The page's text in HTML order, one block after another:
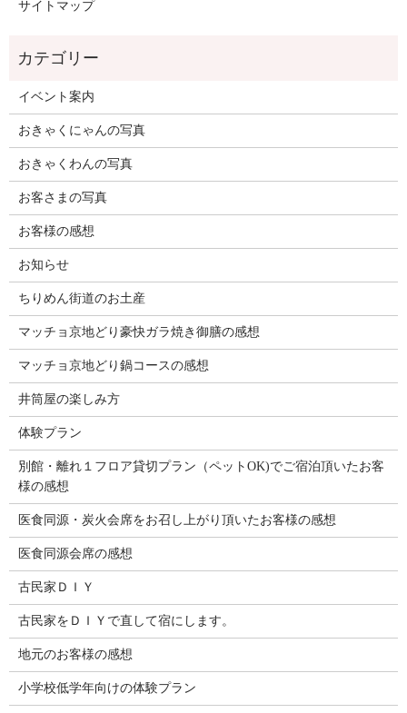
サイトマップ
イベント案内
おきゃくにゃんの写真
おきゃくわんの写真
お客さまの写真
お客様の感想
お知らせ
ちりめん街道のお土産
マッチョ京地どり豪快ガラ焼き御膳の感想
マッチョ京地どり鍋コースの感想
井筒屋の楽しみ方
体験プラン
別館・離れ１フロア貸切プラン（ペットOK)でご宿泊頂いたお客
様の感想
医食同源・炭火会席をお召し上がり頂いたお客様の感想
医食同源会席の感想
古民家ＤＩＹ
古民家をＤＩＹで直して宿にします。
地元のお客様の感想
小学校低学年向けの体験プラン